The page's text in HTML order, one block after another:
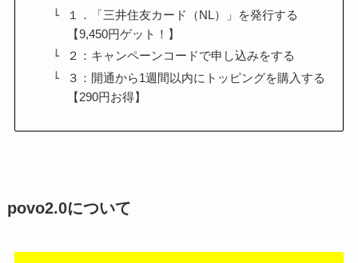
１．「三井住友カード（NL）」を発行する
【9,450円ゲット！】
２：キャンペーンコードで申し込みをする
３：開通から1週間以内にトッピングを購入する
【290円お得】
povo2.0について